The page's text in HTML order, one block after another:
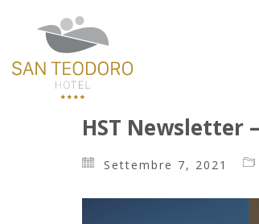
HST Newsletter
Settembre 7, 2021